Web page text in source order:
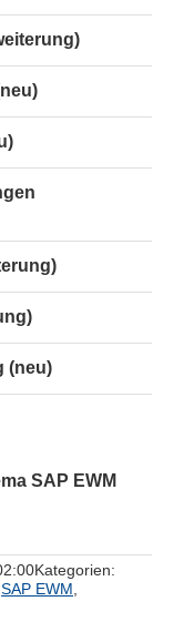
(neu)
SAP EWM
Kategorien:
SAP EWM